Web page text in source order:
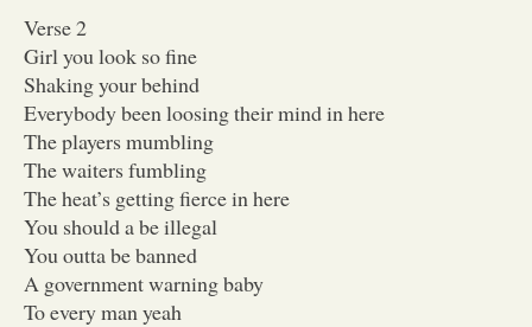
Verse 2
Girl you look so fine
Shaking your behind
Everybody been loosing their mind in here
The players mumbling
The waiters fumbling
The heat’s getting fierce in here
You should a be illegal
You outta be banned
A government warning baby
To every man yeah